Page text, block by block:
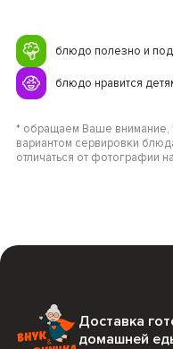
блюдо полезно и
блюдо нравится
* обращаем Ваше внимание,
вариантом сервировки
отличаться от фотографии
Доставка
домашней